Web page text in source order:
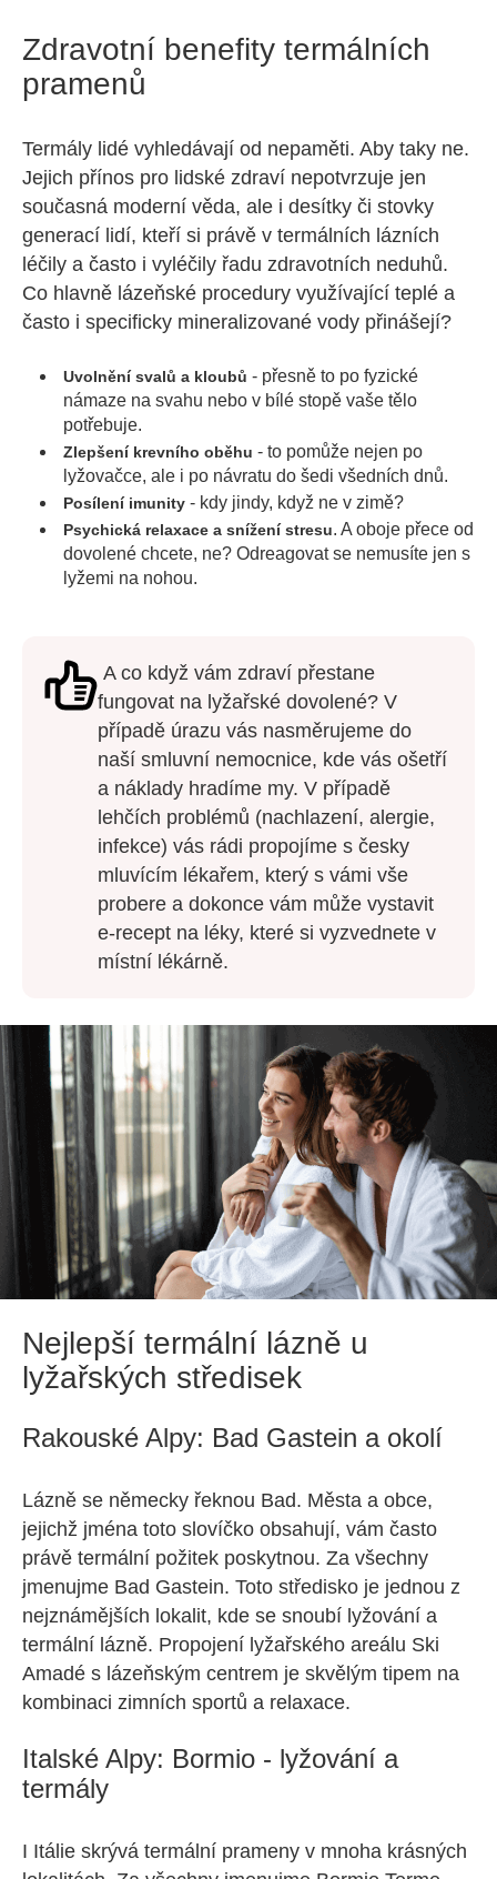
Zdravotní benefity termálních
pramenů
Termály lidé vyhledávají od nepaměti. Aby taky ne.
Jejich přínos pro lidské zdraví nepotvrzuje jen
současná moderní věda, ale i desítky či stovky
generací lidí, kteří si právě v termálních lázních
léčily a často i vyléčily řadu zdravotních neduhů.
Co hlavně lázeňské procedury využívající teplé a
často i specificky mineralizované vody přinášejí?
Uvolnění svalů a kloubů - přesně to po fyzické
námaze na svahu nebo v bílé stopě vaše tělo
potřebuje.
Zlepšení krevního oběhu - to pomůže nejen po
lyžovačce, ale i po návratu do šedi všedních dnů.
Posílení imunity - kdy jindy, když ne v zimě?
Psychická relaxace a snížení stresu. A oboje přece od
dovolené chcete, ne? Odreagovat se nemusíte jen s
lyžemi na nohou.
A co když vám zdraví přestane
fungovat na lyžařské dovolené? V
případě úrazu vás nasměrujeme do
naší smluvní nemocnice, kde vás ošetří
a náklady hradíme my. V případě
lehčích problémů (nachlazení, alergie,
infekce) vás rádi propojíme s česky
mluvícím lékařem, který s vámi vše
probere a dokonce vám může vystavit
e-recept na léky, které si vyzvednete v
místní lékárně.
Nejlepší termální lázně u
lyžařských středisek
Rakouské Alpy: Bad Gastein a okolí
Lázně se německy řeknou Bad. Města a obce,
jejichž jména toto slovíčko obsahují, vám často
právě termální požitek poskytnou. Za všechny
jmenujme Bad Gastein. Toto středisko je jednou z
nejznámějších lokalit, kde se snoubí lyžování a
termální lázně. Propojení lyžařského areálu Ski
Amadé s lázeňským centrem je skvělým tipem na
kombinaci zimních sportů a relaxace.
Italské Alpy: Bormio - lyžování a
termály
I Itálie skrývá termální prameny v mnoha krásných